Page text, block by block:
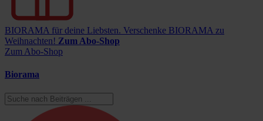
BIORAMA für deine Liebsten. Verschenke BIORAMA zu
Weihnachten! Zum Abo-Shop
Zum Abo-Shop
Biorama